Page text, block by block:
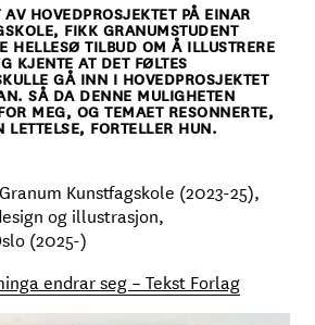
HOVEDPROSJEKTET PÅ EINAR
FIKK GRANUMSTUDENT
HELLESØ TILBUD OM Å ILLUSTRERE
KJENTE AT DET FØLTES
GÅ INN I HOVEDPROSJEKTET
SÅ DA DENNE MULIGHETEN
MEG, OG TEMAET RESONNERTE,
LETTELSE, FORTELLER HUN.
Kunstfagskole (2023-25),
og illustrasjon,
(2025-)
endrar seg – Tekst Forlag